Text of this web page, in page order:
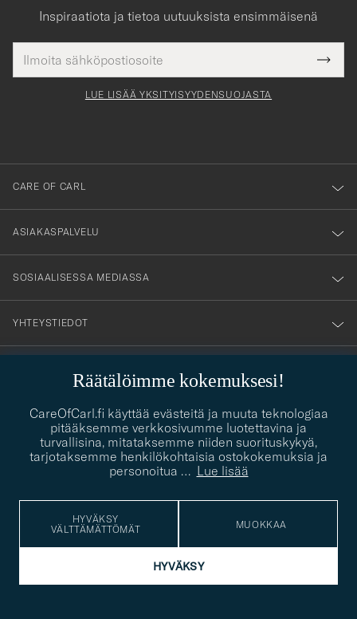
Räätälöimme kokemuksesi!
CareOfCarl.fi käyttää evästeitä ja muuta teknologiaa
pitääksemme verkkosivumme luotettavina ja
turvallisina, mitataksemme niiden suorituskykyä,
tarjotaksemme henkilökohtaisia ostokokemuksia ja
personoitua … Lue lisää
HYVÄKSY
VÄLTTÄMÄTTÖMÄT
MUOKKAA
HYVÄKSY
Inspiraatiota ja tietoa uutuuksista ensimmäisenä
tieto
Tack
för
dig
till
vårt
nyhetsbrev!
LUE LISÄÄ YKSITYISYYDENSUOJASTA
CARE OF CARL
ASIAKASPALVELU
SOSIAALISESSA MEDIASSA
YHTEYSTIEDOT
contact@careofcarl.com
PUKEUTUMISNEUVONTA
Kaipaatko apua oman tyylisi löytämiseen? Me autamme sinua
mielellämme!
PUKEUTUMISNEUVONTA
© Care of Carl 2026